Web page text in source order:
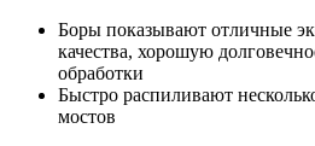
Боры показывают отличные
качества, хорошую
обработки
Быстро распиливают
мостов